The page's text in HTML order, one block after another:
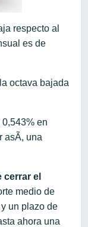
respecto al
es de
octava bajada
0,543% en
asÃ­, una
el
medio de
un plazo de
ahora una